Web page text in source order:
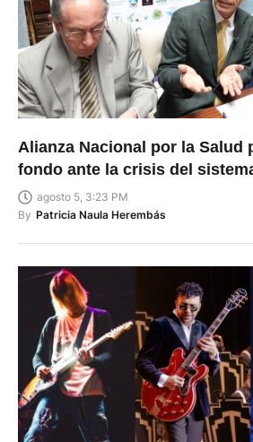
Alianza Nacional por la Salud
fondo ante la crisis del
agosto 5, 3:23 PM
By Patricia Naula Herembás